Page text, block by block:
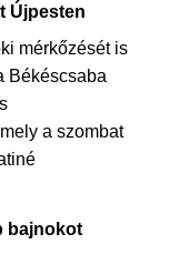
Újpesten
mérkőzését is
Békéscsaba
a szombat
bajnokot